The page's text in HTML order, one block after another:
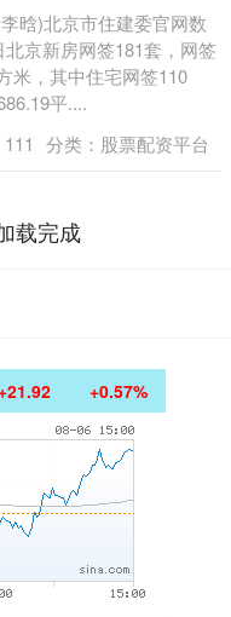
晗)北京市住建委官网数
京新房网签181套，网签
米，其中住宅网签110
平....
111 分类： 股票配资平台
载完成
+0.57%